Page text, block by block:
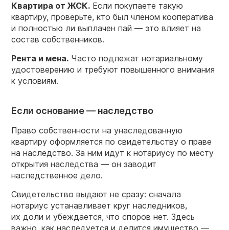
Квартира от ЖСК. Если покупаете такую
квартиру, проверьте, кто был членом кооператива
и полностью ли выплачен пай — это влияет на
состав собственников.
Рента и мена. Часто подлежат нотариальному
удостоверению и требуют повышенного внимания
к условиям.
Если основание — наследство
Право собственности на унаследованную
квартиру оформляется по свидетельству о праве
на наследство. За ним идут к нотариусу по месту
открытия наследства — он заводит
наследственное дело.
Свидетельство выдают не сразу: сначала
нотариус устанавливает круг наследников,
их доли и убеждается, что споров нет. Здесь